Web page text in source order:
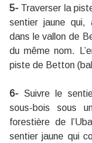
5- Traverser la
sentier jaune qui,
dans le vallon de
du même nom.
piste de Betton
6- Suivre le
sous-bois sous
forestière de
sentier jaune qui